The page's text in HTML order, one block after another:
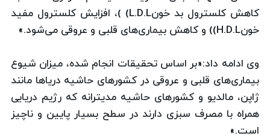
کاهش کلسترول بد خونL.D.L) )، افزایش کلسترول مفید
خونH.D.L)) و کاهش بیماری‌های قلبی و عروقی می‌شود.»
وی ادامه داد:«بر اساس تحقیقات انجام شده، میزان شیوع
بیماری‌های قلبی و عروقی در کشورهای حاشیه دریاها مانند
ژاپن، مالدیو و کشورهای حاشیه مدیترانه که رژیم دریایی
همراه با مصرف سبزی دارند در سطح بسیار پایین و ناچیز
است.»